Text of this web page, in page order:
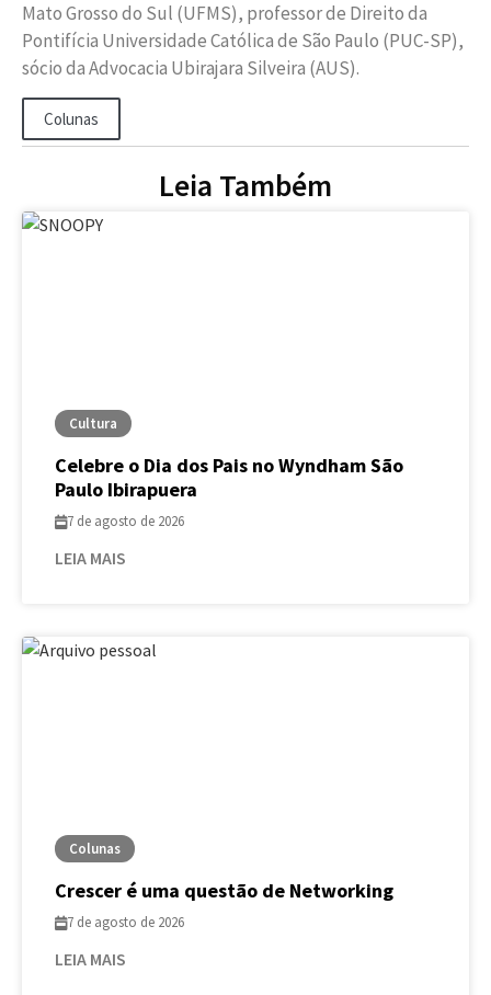
Mato Grosso do Sul (UFMS), professor de Direito da
Pontifícia Universidade Católica de São Paulo (PUC-SP),
sócio da Advocacia Ubirajara Silveira (AUS).
Colunas
Leia Também
Cultura
Celebre o Dia dos Pais no Wyndham São
Paulo Ibirapuera
7 de agosto de 2026
LEIA MAIS
Colunas
Crescer é uma questão de Networking
7 de agosto de 2026
LEIA MAIS